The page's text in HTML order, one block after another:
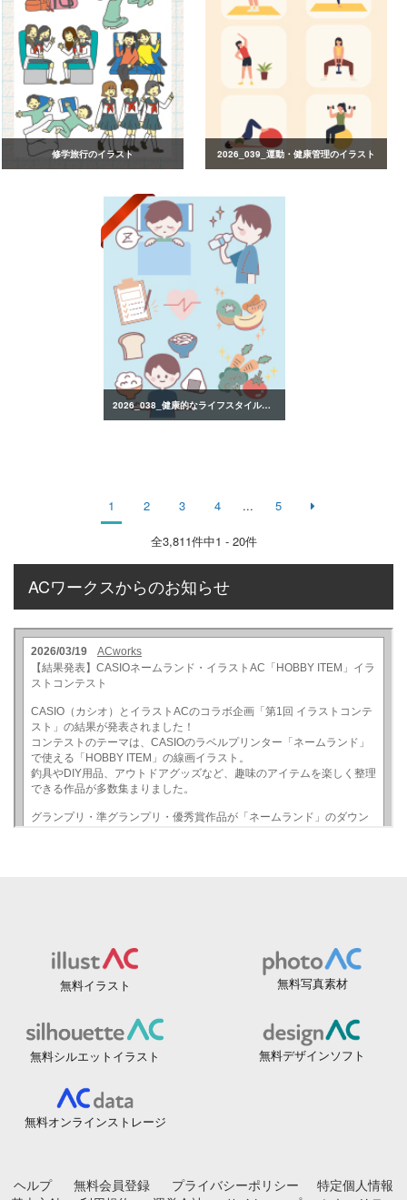
修学旅行のイラスト 2026_039_運動・健康管理のイラスト
2026_038_健康的なライフスタイルのイラスト
1 2 3 4 ... 5
全3,811件中1 - 20件
ACワークスからのお知らせ
無料イラスト 無料写真素材
無料シルエットイラスト 無料デザインソフト
無料オンラインストレージ
ヘルプ 無料会員登録 プライバシーポリシー
特定個人情報